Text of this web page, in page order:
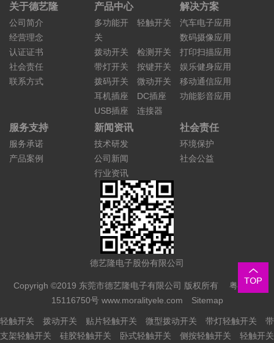
关于德艺隆
公司简介
经营理念
认证证书
社会责任
联系方式
产品中心
多功能开
关
轻触开关
拨动开关
检测开关
带灯开关
按键开关
拨码开关
微动开关
耳机插座
DC插座
USB插座
连接器
解决方案
汽车电子应用
数码摄像应用
打印扫描应用
娱乐健身应用
移动通信应用
功能影音应用
服务支持
服务承诺
产品案例
新闻资讯
技术研发
公司新闻
行业资讯
社会责任
环境保护
社会公益
德艺隆电子股份有限公司
Copyrigh ©2019 东莞市德艺隆电子有限公司 版权所有 粤ICP备
15116750号 www.moralityele.com Sitemap
轻触开关 拨动开关 贴片轻触开关 微型拨动开关 带灯轻触开关
带
支架轻触开关
硅胶轻触开关 卧式轻触开关 侧按轻触开关 轻触开关